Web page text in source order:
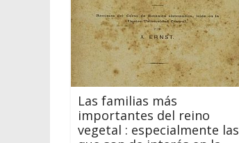
Las familias más
importantes del reino
vegetal : especialmente las